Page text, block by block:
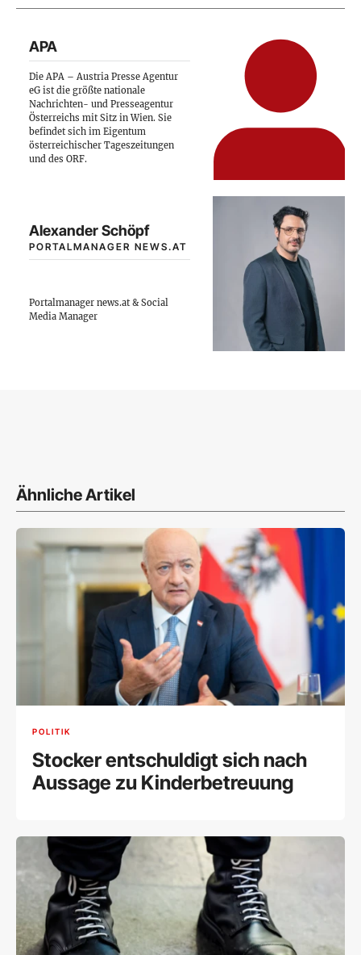
APA
Die APA – Austria Presse Agentur
eG ist die größte nationale
Nachrichten- und Presseagentur
Österreichs mit Sitz in Wien. Sie
befindet sich im Eigentum
österreichischer Tageszeitungen
und des ORF.
Alexander Schöpf
PORTALMANAGER NEWS.AT
Portalmanager news.at & Social
Media Manager
Ähnliche Artikel
POLITIK
Stocker entschuldigt sich nach
Aussage zu Kinderbetreuung